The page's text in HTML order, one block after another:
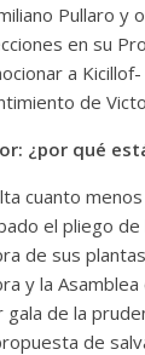
Pullaro y
en su
a
de
¿por qué
cuanto
el pliego
de sus
y la
gala de la
de